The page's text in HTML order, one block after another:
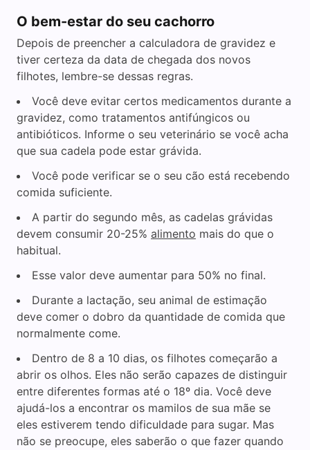
O bem-estar do seu cachorro
Depois de preencher a calculadora de gravidez e
tiver certeza da data de chegada dos novos
filhotes, lembre-se dessas regras.
Você deve evitar certos medicamentos durante a
gravidez, como tratamentos antifúngicos ou
antibióticos. Informe o seu veterinário se você acha
que sua cadela pode estar grávida.
Você pode verificar se o seu cão está recebendo
comida suficiente.
A partir do segundo mês, as cadelas grávidas
devem consumir 20-25% alimento mais do que o
habitual.
Esse valor deve aumentar para 50% no final.
Durante a lactação, seu animal de estimação
deve comer o dobro da quantidade de comida que
normalmente come.
Dentro de 8 a 10 dias, os filhotes começarão a
abrir os olhos. Eles não serão capazes de distinguir
entre diferentes formas até o 18º dia. Você deve
ajudá-los a encontrar os mamilos de sua mãe se
eles estiverem tendo dificuldade para sugar. Mas
não se preocupe, eles saberão o que fazer quando